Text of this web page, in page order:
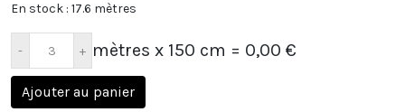
En stock : 17.6 mètres
mètres x 150 cm = 0,00 €
Ajouter au panier